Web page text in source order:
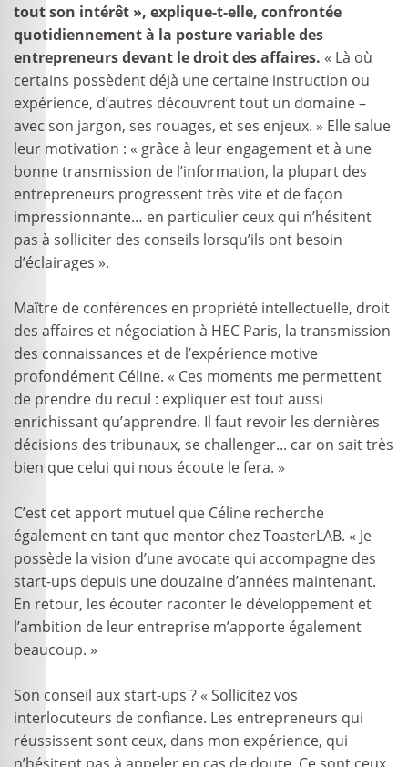
tout son intérêt », explique-t-elle, confrontée
quotidiennement à la posture variable des
entrepreneurs devant le droit des affaires. « Là où
certains possèdent déjà une certaine instruction ou
expérience, d’autres découvrent tout un domaine –
avec son jargon, ses rouages, et ses enjeux. » Elle salue
leur motivation : « grâce à leur engagement et à une
bonne transmission de l’information, la plupart des
entrepreneurs progressent très vite et de façon
impressionnante… en particulier ceux qui n’hésitent
pas à solliciter des conseils lorsqu’ils ont besoin
d’éclairages ».
Maître de conférences en propriété intellectuelle, droit
des affaires et négociation à HEC Paris, la transmission
des connaissances et de l’expérience motive
profondément Céline. « Ces moments me permettent
de prendre du recul : expliquer est tout aussi
enrichissant qu’apprendre. Il faut revoir les dernières
décisions des tribunaux, se challenger... car on sait très
bien que celui qui nous écoute le fera. »
C’est cet apport mutuel que Céline recherche
également en tant que mentor chez ToasterLAB. « Je
possède la vision d’une avocate qui accompagne des
start-ups depuis une douzaine d’années maintenant.
En retour, les écouter raconter le développement et
l’ambition de leur entreprise m’apporte également
beaucoup. »
Son conseil aux start-ups ? « Sollicitez vos
interlocuteurs de confiance. Les entrepreneurs qui
réussissent sont ceux, dans mon expérience, qui